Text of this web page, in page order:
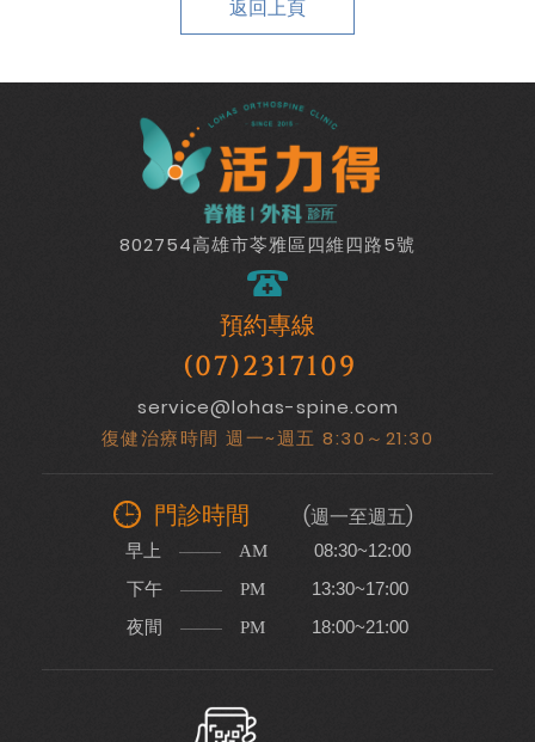
返回上頁
802754高雄市苓雅區四維四路5號
預約專線
(07)2317109
service@lohas-spine.com
復健治療時間 週一~週五 8:30～21:30
門診時間 (週一至週五)
早上 AM 08:30~12:00
下午 PM 13:30~17:00
夜間 PM 18:00~21:00